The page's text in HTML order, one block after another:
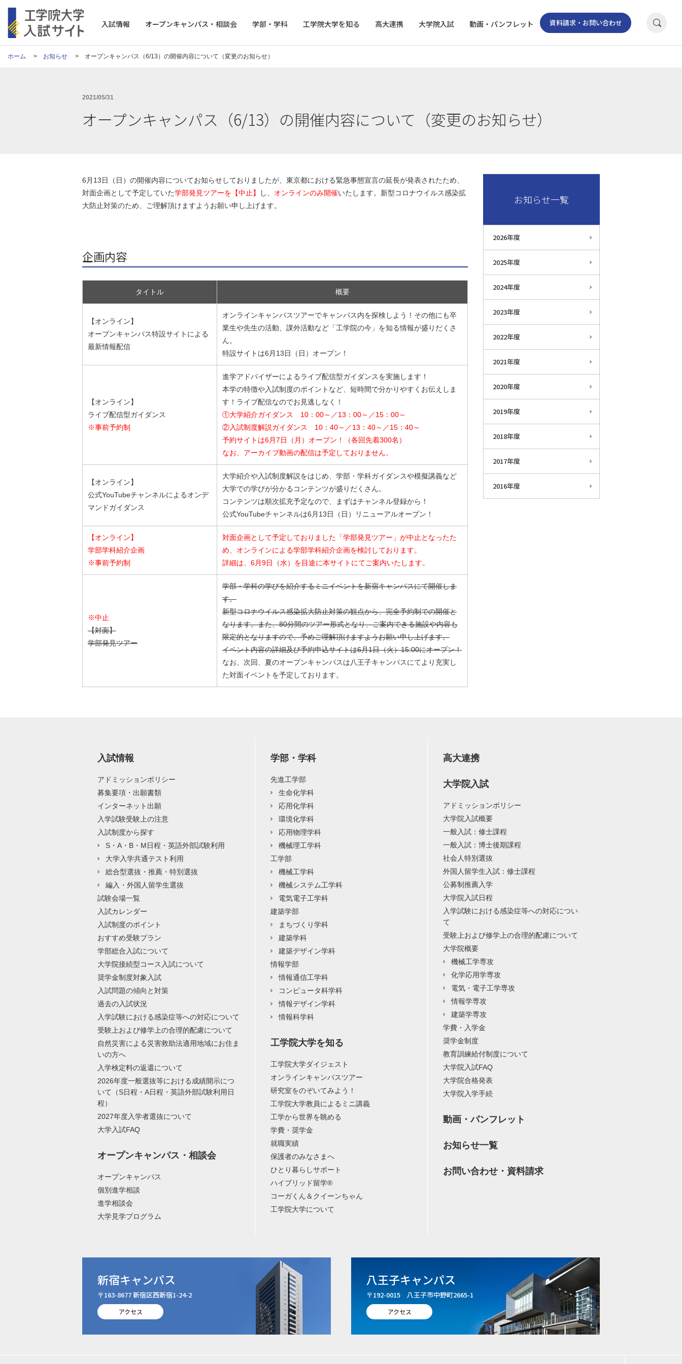
入試情報 オープンキャンパス・相談会 学部・学科 工学院大学を知る 高大連携 大学院入試 動画・パンフレット 資料請求・お問い合わせ
ホーム お知らせ オープンキャンパス（6/13）の開催内容について（変更のお知らせ）
2021/05/31
オープンキャンパス（6/13）の開催内容について（変更のお知らせ）
6月13日（日）の開催内容についてお知らせしておりましたが、東京都における緊急事態宣言の延長が発表されたため、
対面企画として予定していた学部発見ツアーを【中止】 し、 オンラインのみ開催いたします。新型コロナウイルス感染拡
大防止対策のため、ご理解頂けますようお願い申し上げます。
企画内容
タイトル 概要
【オンライン】
オープンキャンパス特設サイトによる
最新情報配信
オンラインキャンパスツアーでキャンパス内を探検しよう！その他にも卒
業生や先生の活動、課外活動など「工学院の今」を知る情報が盛りだくさ
ん。
特設サイトは6月13日（日）オープン！
【オンライン】
ライブ配信型ガイダンス
※事前予約制
進学アドバイザーによるライブ配信型ガイダンスを実施します！
本学の特徴や入試制度のポイントなど、短時間で分かりやすくお伝えしま
す！ライブ配信なのでお見逃しなく！
①大学紹介ガイダンス 10：00～／13：00～／15：00～
②入試制度解説ガイダンス 10：40～／13：40～／15：40～
予約サイトは6月7日（月）オープン！（各回先着300名）
なお、アーカイブ動画の配信は予定しておりません。
【オンライン】
公式YouTubeチャンネルによるオンデ
マンドガイダンス
大学紹介や入試制度解説をはじめ、学部・学科ガイダンスや模擬講義など
大学での学びが分かるコンテンツが盛りだくさん。
コンテンツは順次拡充予定なので、まずはチャンネル登録から！
公式YouTubeチャンネルは6月13日（日）リニューアルオープン！
【オンライン】
学部学科紹介企画
※事前予約制
対面企画として予定しておりました「学部発見ツアー」が中止となったた
め、オンラインによる学部学科紹介企画を検討しております。
詳細は、6月9日（水）を目途に本サイトにてご案内いたします。
※中止
【対面】
学部発見ツアー
学部・学科の学びを紹介するミニイベントを新宿キャンパスにて開催しま
す。
新型コロナウイルス感染拡大防止対策の観点から、完全予約制での開催と
なります。また、80分間のツアー形式となり、ご案内できる施設や内容も
限定的となりますので、予めご理解頂けますようお願い申し上げます。
イベント内容の詳細及び予約申込サイトは6月1日（火）15:00にオープン！
なお、次回、夏のオープンキャンパスは八王子キャンパスにてより充実し
た対面イベントを予定しております。
お知らせ一覧
2026年度
2025年度
2024年度
2023年度
2022年度
2021年度
2020年度
2019年度
2018年度
2017年度
2016年度
入試情報
アドミッションポリシー
募集要項・出願書類
インターネット出願
入学試験受験上の注意
入試制度から探す
S・A・B・M日程・英語外部試験利用
大学入学共通テスト利用
総合型選抜・推薦・特別選抜
編入・外国人留学生選抜
試験会場一覧
入試カレンダー
入試制度のポイント
おすすめ受験プラン
学部総合入試について
大学院接続型コース入試について
奨学金制度対象入試
入試問題の傾向と対策
過去の入試状況
入学試験における感染症等への対応について
受験上および修学上の合理的配慮について
自然災害による災害救助法適用地域にお住ま
いの方へ
入学検定料の返還について
2026年度一般選抜等における成績開示につ
いて（S日程・A日程・英語外部試験利用日
程）
2027年度入学者選抜について
大学入試FAQ
オープンキャンパス・相談会
オープンキャンパス
個別進学相談
進学相談会
大学見学プログラム
学部・学科
先進工学部
生命化学科
応用化学科
環境化学科
応用物理学科
機械理工学科
工学部
機械工学科
機械システム工学科
電気電子工学科
建築学部
まちづくり学科
建築学科
建築デザイン学科
情報学部
情報通信工学科
コンピュータ科学科
情報デザイン学科
情報科学科
工学院大学を知る
工学院大学ダイジェスト
オンラインキャンパスツアー
研究室をのぞいてみよう！
工学院大学教員によるミニ講義
工学から世界を眺める
学費・奨学金
就職実績
保護者のみなさまへ
ひとり暮らしサポート
ハイブリッド留学®
コーガくん＆クイーンちゃん
工学院大学について
高大連携
大学院入試
アドミッションポリシー
大学院入試概要
一般入試：修士課程
一般入試：博士後期課程
社会人特別選抜
外国人留学生入試：修士課程
公募制推薦入学
大学院入試日程
入学試験における感染症等への対応につい
て
受験上および修学上の合理的配慮について
大学院概要
機械工学専攻
化学応用学専攻
電気・電子工学専攻
情報学専攻
建築学専攻
学費・入学金
奨学金制度
教育訓練給付制度について
大学院入試FAQ
大学院合格発表
大学院入学手続
動画・パンフレット
お知らせ一覧
お問い合わせ・資料請求
新宿キャンパス
〒163-8677 新宿区西新宿1-24-2
アクセス
八王子キャンパス
〒192-0015 八王子市中野町2665-1
アクセス